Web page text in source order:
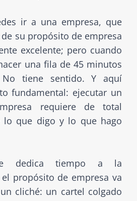
ir a una empresa, que
su propósito de empresa
excelente; pero cuando
una fila de 45 minutos
No tiene sentido. Y aquí
fundamental: ejecutar un
requiere de total
lo que digo y lo que hago
dedica tiempo a la
propósito de empresa va
cliché: un cartel colgado